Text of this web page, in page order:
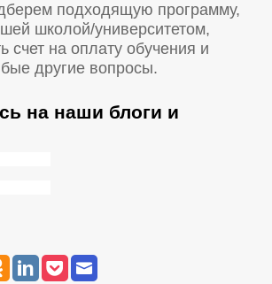
подходящую программу,
школой/университетом,
счет на оплату обучения и
другие вопросы.
на наши блоги и